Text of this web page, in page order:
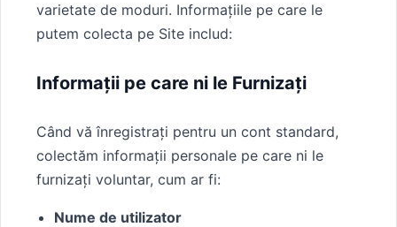
varietate de moduri. Informațiile pe care le
putem colecta pe Site includ:
Informații pe care ni le Furnizați
Când vă înregistrați pentru un cont standard,
colectăm informații personale pe care ni le
furnizați voluntar, cum ar fi:
Nume de utilizator